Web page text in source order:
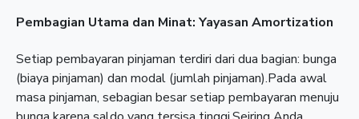
Pembagian Utama dan Minat: Yayasan Amortization
Setiap pembayaran pinjaman terdiri dari dua bagian: bunga
(biaya pinjaman) dan modal (jumlah pinjaman).Pada awal
masa pinjaman, sebagian besar setiap pembayaran menuju